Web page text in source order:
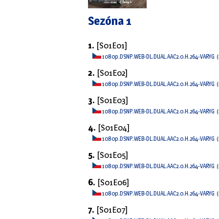
Sezóna 1
1. [S01E01]
1080p.DSNP.WEB-DL.DUAL.AAC2.0.H.264-VARYG
2. [S01E02]
1080p.DSNP.WEB-DL.DUAL.AAC2.0.H.264-VARYG
3. [S01E03]
1080p.DSNP.WEB-DL.DUAL.AAC2.0.H.264-VARYG
4. [S01E04]
1080p.DSNP.WEB-DL.DUAL.AAC2.0.H.264-VARYG
5. [S01E05]
1080p.DSNP.WEB-DL.DUAL.AAC2.0.H.264-VARYG
6. [S01E06]
1080p.DSNP.WEB-DL.DUAL.AAC2.0.H.264-VARYG
7. [S01E07]